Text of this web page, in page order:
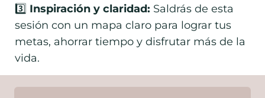
3️⃣ Inspiración y claridad: Saldrás de esta
sesión con un mapa claro para lograr tus
metas, ahorrar tiempo y disfrutar más de la
vida.